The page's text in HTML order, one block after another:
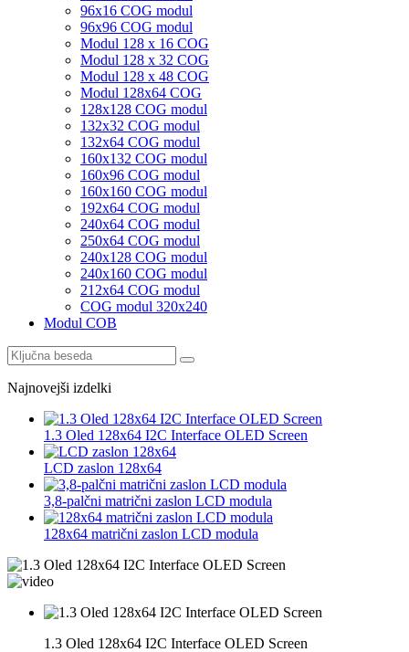
96x16 COG modul
96x96 COG modul
Modul 128 x 16 COG
Modul 128 x 32 COG
Modul 128 x 48 COG
Modul 128x64 COG
128x128 COG modul
132x32 COG modul
132x64 COG modul
160x132 COG modul
160x96 COG modul
160x160 COG modul
192x64 COG modul
240x64 COG modul
250x64 COG modul
240x128 COG modul
240x160 COG modul
212x64 COG modul
COG modul 320x240
Modul COB
Najnovejši izdelki
1.3 Oled 128x64 I2C Interface OLED Screen
LCD zaslon 128x64
3,8-palčni matrični zaslon LCD modula
128x64 matrični zaslon LCD modula
1.3 Oled 128x64 I2C Interface OLED Screen